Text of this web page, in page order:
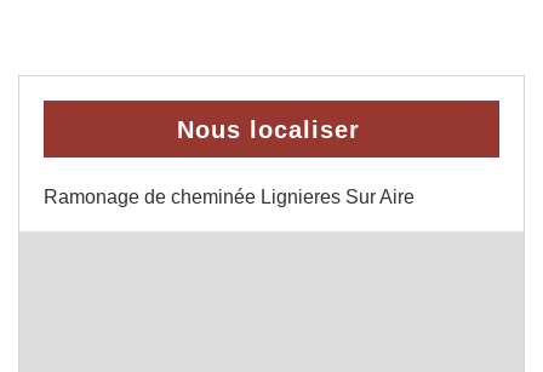
Nous localiser
Ramonage de cheminée Lignieres Sur Aire